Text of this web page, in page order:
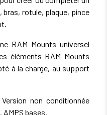
rotule, plaque, pince
RAM Mounts universel
éléments RAM Mounts
à la charge, au support
non conditionnée
bases.